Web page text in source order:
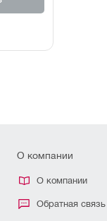
О компании
О компании
Обратная связь